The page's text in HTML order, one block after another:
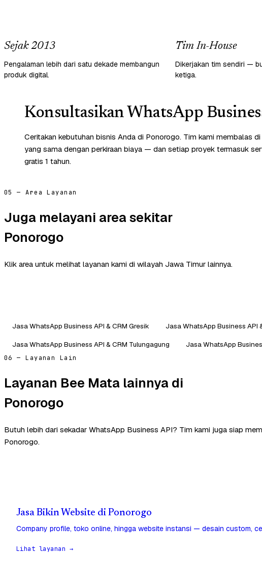
Sejak 2013
Pengalaman lebih dari satu dekade membangun
produk digital.
Tim In-House
Dikerjakan tim sendiri —
ketiga.
Konsultasikan WhatsApp
Ceritakan kebutuhan bisnis Anda di Ponorogo. Tim kami membalas di
yang sama dengan perkiraan biaya — dan setiap proyek termasuk
gratis 1 tahun.
05 — Area Layanan
Juga melayani area sekitar
Ponorogo
Klik area untuk melihat layanan kami di wilayah Jawa Timur lainnya.
Jasa WhatsApp Business API & CRM Gresik Jasa WhatsApp Business API
Jasa WhatsApp Business API & CRM Tulungagung
Jasa WhatsApp
06 — Layanan Lain
Layanan Bee Mata lainnya di
Ponorogo
Butuh lebih dari sekadar WhatsApp Business API? Tim kami juga siap
Ponorogo.
Jasa Bikin Website di Ponorogo
Company profile, toko online, hingga website instansi — desain custom,
Lihat layanan →